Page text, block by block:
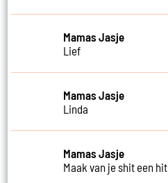
Mamas Jasje
Lief
Mamas Jasje
Linda
Mamas Jasje
Maak van je shit een hit